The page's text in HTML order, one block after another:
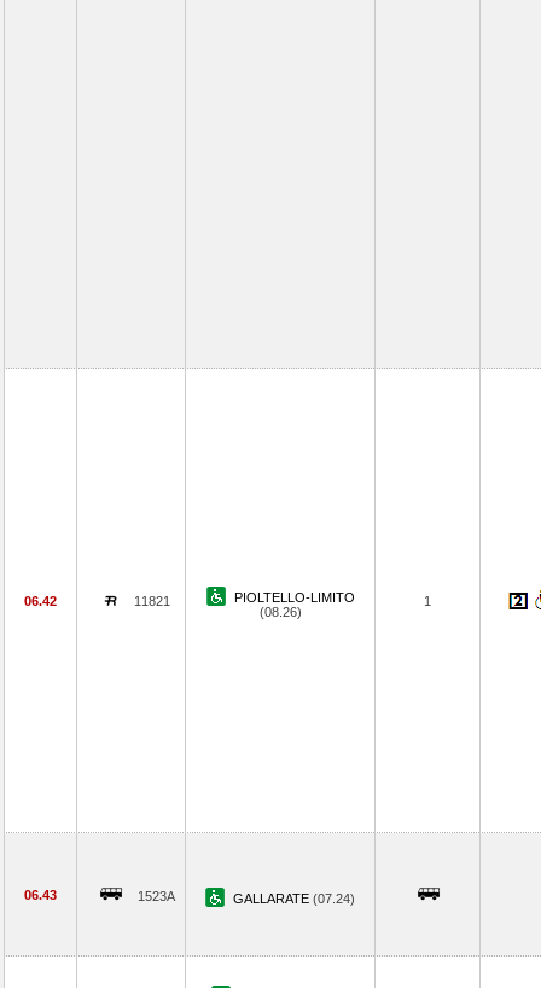
06.42 11821
PIOLTELLO-LIMITO
(08.26)
1
06.43 1523A GALLARATE (07.24)